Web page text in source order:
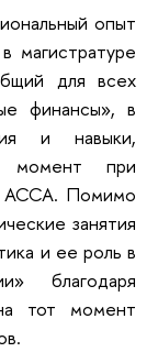
опыт
магистратуре
для всех
финансы», в
и навыки,
момент при
ACCA. Помимо
занятия
и ее роль в
благодаря
тот момент